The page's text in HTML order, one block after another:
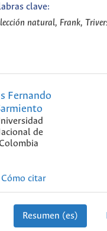
clave:
natural, Frank,
Fernando
de
Cómo citar
Resumen (es)